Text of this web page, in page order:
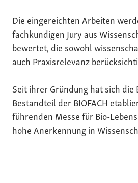
Die eingereichten Arbeiten
fachkundigen Jury aus
bewertet, die sowohl
auch Praxisrelevanz
Seit ihrer Gründung hat sich die
Bestandteil der BIOFACH
führenden Messe für Bio-
hohe Anerkennung in